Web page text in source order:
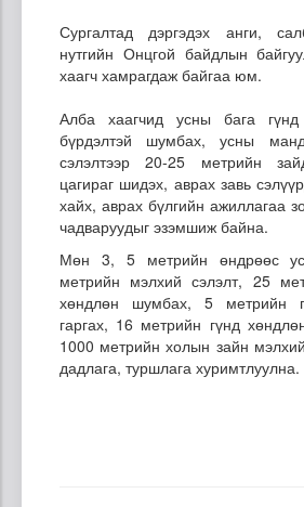
Сургалтад дэргэдэх анги,
нутгийн Онцгой байдлын
хаагч хамрагдаж байгаа юм.
Алба хаагчид усны бага
бүрдэлтэй шумбах, усны
сэлэлтээр 20-25 метрийн
цагираг шидэх, аврах завь
хайх, аврах бүлгийн ажиллагаа
чадваруудыг эзэмшиж байна.
Мөн 3, 5 метрийн өндрөөс
метрийн мэлхий сэлэлт, 25
хөндлөн шумбах, 5 метрийн
гаргах, 16 метрийн гүнд
1000 метрийн холын зайн
дадлага, туршлага хуримтлуулна.